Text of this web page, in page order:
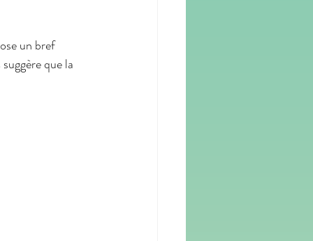
un bref
que la